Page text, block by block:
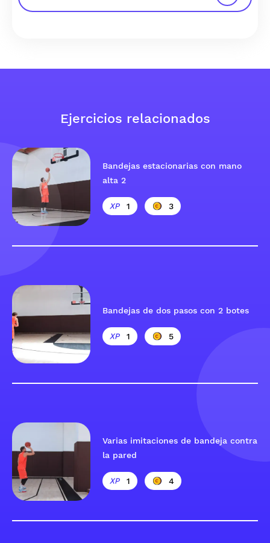
Ejercicios relacionados
Bandejas estacionarias con mano
alta 2
1 3
Bandejas de dos pasos con 2 botes
1 5
Varias imitaciones de bandeja contra
la pared
1 4